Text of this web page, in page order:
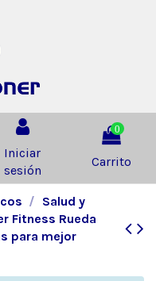
Iniciar
sesión
0
Carrito
Salud y
Fitness Rueda
para mejor